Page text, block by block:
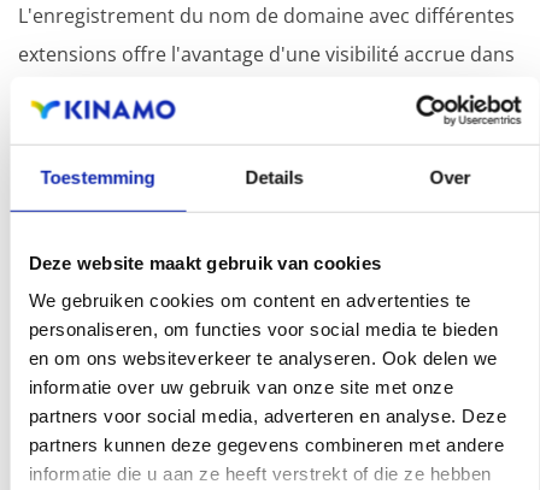
Toestemming Details Over
Deze website maakt gebruik van cookies
We gebruiken cookies om content en advertenties te
personaliseren, om functies voor social media te bieden
en om ons websiteverkeer te analyseren. Ook delen we
informatie over uw gebruik van onze site met onze
partners voor social media, adverteren en analyse. Deze
partners kunnen deze gegevens combineren met andere
informatie die u aan ze heeft verstrekt of die ze hebben
L'enregistrement du nom de domaine avec différentes
extensions offre l'avantage d'une visibilité accrue dans
les moteurs de recherche, d'une présence
géographique et d'une meilleure présence dans les
résultats de recherche locaux des moteurs de
recherche.
Enregistrez votre nom de domaine